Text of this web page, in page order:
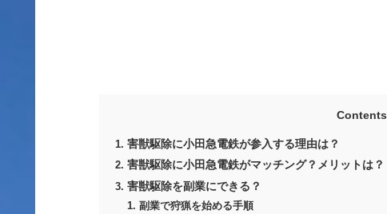
Contents
害獣駆除に小田急電鉄が参入する理由は？
害獣駆除に小田急電鉄がマッチング？メリットは？
害獣駆除を副業にできる？
副業で狩猟を始める手順